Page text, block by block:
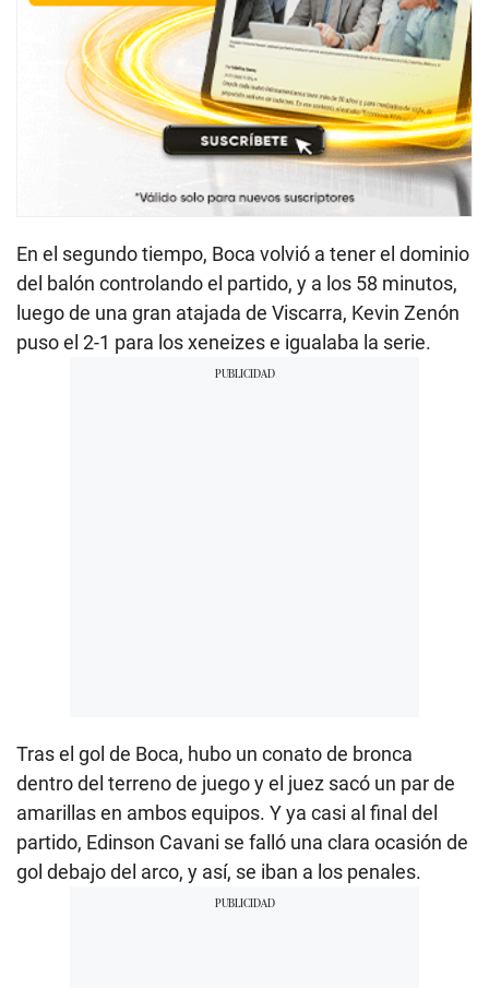
En el segundo tiempo, Boca volvió a tener el dominio
del balón controlando el partido, y a los 58 minutos,
luego de una gran atajada de Viscarra, Kevin Zenón
puso el 2-1 para los xeneizes e igualaba la serie.
Tras el gol de Boca, hubo un conato de bronca
dentro del terreno de juego y el juez sacó un par de
amarillas en ambos equipos. Y ya casi al final del
partido, Edinson Cavani se falló una clara ocasión de
gol debajo del arco, y así, se iban a los penales.